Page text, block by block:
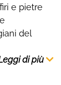
e pietre
del
di più